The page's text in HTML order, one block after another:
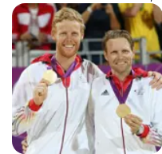
der Organisationen dabei
hilft, ihre Grenzen zu
überwinden und ihre Träume
zu verwirklichen.